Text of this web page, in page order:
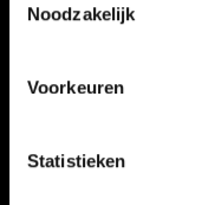
Noodzakelijk
Voorkeuren
Statistieken
KALENDER
THEMA’S